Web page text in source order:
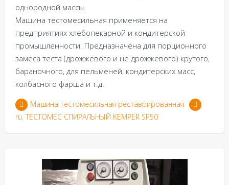
однородной массы.
Машина тестомесильная применяется на
предприятиях хлебопекарной и кондитерской
промышленности. Предназначена для порционного
замеса теста (дрожжевого и не дрожжевого) крутого,
бараночного, для пельменей, кондитерских масс,
колбасного фарша и т.д.
Машина тестомесильная реставрированная
ru,ТЕСТОМЕС СПИРАЛЬНЫЙ KEMPER SP50